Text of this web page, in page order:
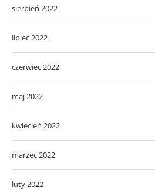
sierpień 2022
lipiec 2022
czerwiec 2022
maj 2022
kwiecień 2022
marzec 2022
luty 2022